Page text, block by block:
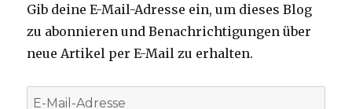
Gib deine E-Mail-Adresse ein, um dieses Blog
zu abonnieren und Benachrichtigungen über
neue Artikel per E-Mail zu erhalten.
E-